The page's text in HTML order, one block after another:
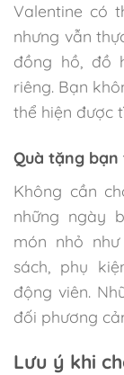
Valentine có
nhưng vẫn
đồng hồ, đồ
riêng. Bạn
thể hiện được
Quà tặng
Không cần
những ngày
món nhỏ
sách, phụ
động viên.
đối phương
Lưu ý khi